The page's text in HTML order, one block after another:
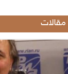
مقالات